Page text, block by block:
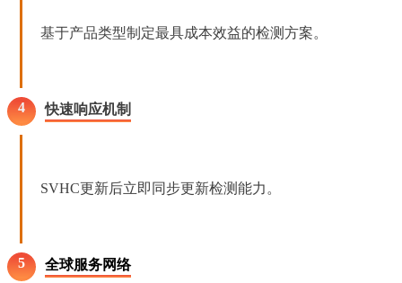
基于产品类型制定最具成本效益的检测方案。
4 快速响应机制
SVHC更新后立即同步更新检测能力。
5 全球服务网络